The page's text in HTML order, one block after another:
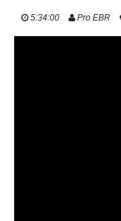
+ INFO
5:34:00 Pro EBR